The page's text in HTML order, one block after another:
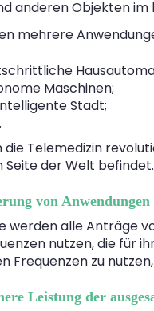
anderen Objekten
mehrere
Maschinen;
Stadt;
die Telemedizin
Seite der Welt befindet.
von Anwendungen
werden alle Anträge
nutzen, die für
Frequenzen zu
Leistung der